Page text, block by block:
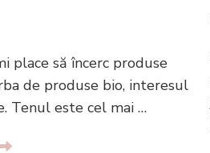
place să încerc produse
de produse bio, interesul
Tenul este cel mai …